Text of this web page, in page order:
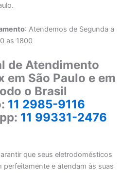
: Atendemos de Segunda a
as 1800
de Atendimento
em São Paulo e em
o Brasil
11 2985-9116
11 99331-2476
que seus eletrodomésticos
perfeitamente e atendam às suas